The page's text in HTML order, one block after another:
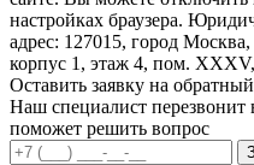
настройках браузера.
адрес: 127015, город
корпус 1, этаж 4, пом.
Оставить заявку на
Наш специалист
поможет решить вопрос